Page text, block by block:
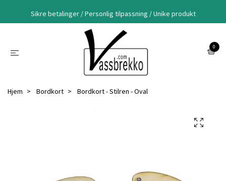
Sikre betalinger / Personlig tilpassning / Unike produkt
0
Hjem Bordkort Bordkort - Stilren - Oval